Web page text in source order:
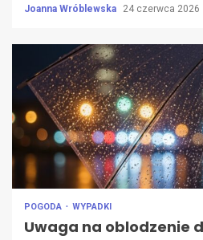
Joanna Wróblewska 24 czerwca 2026
POGODA WYPADKI
Uwaga na oblodzenie